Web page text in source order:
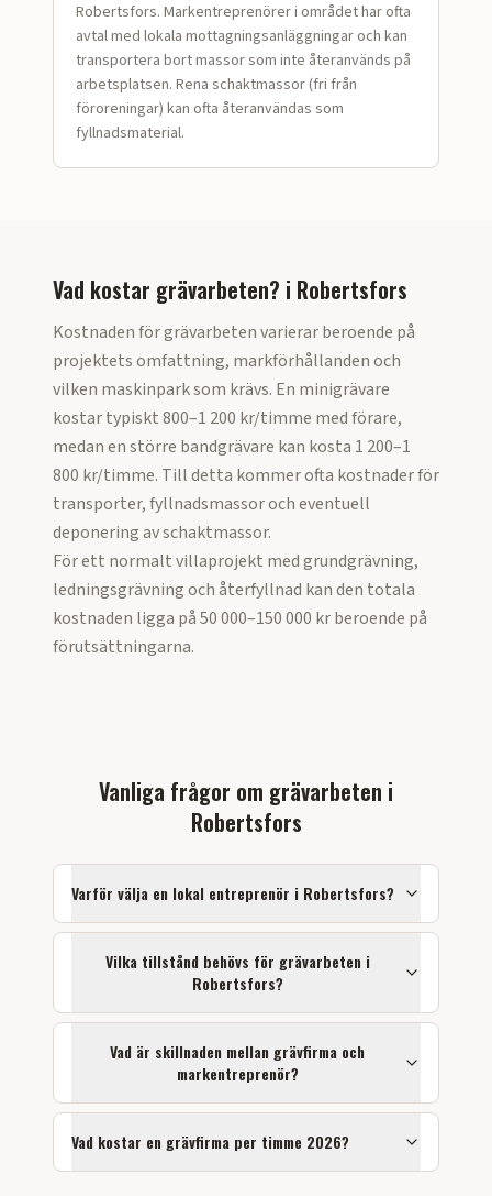
Robertsfors. Markentreprenörer i området har ofta
avtal med lokala mottagningsanläggningar och kan
transportera bort massor som inte återanvänds på
arbetsplatsen. Rena schaktmassor (fri från
föroreningar) kan ofta återanvändas som
fyllnadsmaterial.
Vad kostar grävarbeten? i Robertsfors
Kostnaden för grävarbeten varierar beroende på
projektets omfattning, markförhållanden och
vilken maskinpark som krävs. En minigrävare
kostar typiskt 800–1 200 kr/timme med förare,
medan en större bandgrävare kan kosta 1 200–1
800 kr/timme. Till detta kommer ofta kostnader för
transporter, fyllnadsmassor och eventuell
deponering av schaktmassor.
För ett normalt villaprojekt med grundgrävning,
ledningsgrävning och återfyllnad kan den totala
kostnaden ligga på 50 000–150 000 kr beroende på
förutsättningarna.
Vanliga frågor om grävarbeten i
Robertsfors
Varför välja en lokal entreprenör i Robertsfors?
Vilka tillstånd behövs för grävarbeten i
Robertsfors?
Vad är skillnaden mellan grävfirma och
markentreprenör?
Vad kostar en grävfirma per timme 2026?